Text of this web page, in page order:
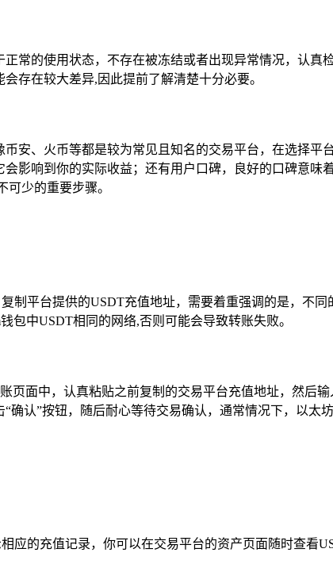
常的使用状态，不存在被冻结或者出现异常情况，认真
存在较大差异,因此提前了解清楚十分必要。
安、火币等都是较为常见且知名的交易平台，在选择
影响到你的实际收益；还有用户口碑，良好的口碑意
少的重要步骤。
制平台提供的USDT充值地址，需要着重强调的是，不
包中USDT相同的网络,否则可能会导致转账失败。
页面中，认真粘贴之前复制的交易平台充值地址，然后
认”按钮，随后耐心等待交易确认，通常情况下，以太
应的充值记录，你可以在交易平台的资产页面随时查看